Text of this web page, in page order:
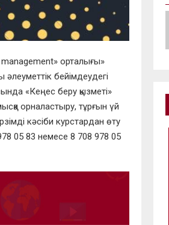
орталығы»
бейімдеудегі
«Кеңес беру қызметі»
орналастыру, тұрғын үй
кәсіби курстардан өту
05 83 немесе 8 708 978 05